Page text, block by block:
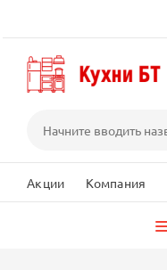
Акции Компания